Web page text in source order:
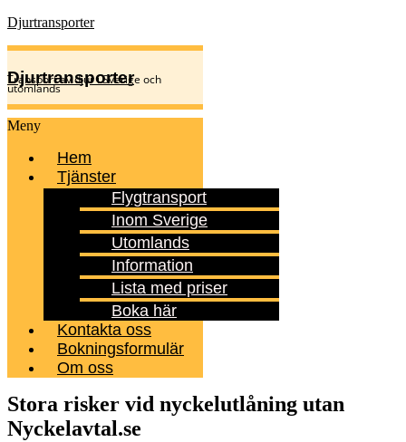
Djurtransporter
Djurtransporter
Transport av djur i Sverige och
utomlands
Meny
Hem
Tjänster
Flygtransport
Inom Sverige
Utomlands
Information
Lista med priser
Boka här
Kontakta oss
Bokningsformulär
Om oss
Stora risker vid nyckelutlåning utan
Nyckelavtal.se